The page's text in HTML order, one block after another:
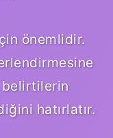
önemlidir.
belirtilerin
hatırlatır.